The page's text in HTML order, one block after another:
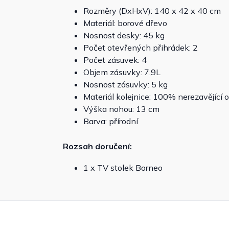
Rozměry (DxHxV): 140 x 42 x 40 cm
Materiál: borové dřevo
Nosnost desky: 45 kg
Počet otevřených přihrádek: 2
Počet zásuvek: 4
Objem zásuvky: 7,9L
Nosnost zásuvky: 5 kg
Materiál kolejnice: 100% nerezavějící
Výška nohou: 13 cm
Barva: přírodní
Rozsah doručení:
1 x TV stolek Borneo